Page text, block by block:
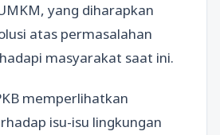
yang diharapkan
atas permasalahan
masyarakat saat ini.
memperlihatkan
isu-isu lingkungan